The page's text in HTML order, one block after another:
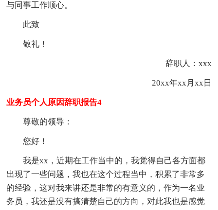
与同事工作顺心。
此致
敬礼！
辞职人：xxx
20xx年xx月xx日
业务员个人原因辞职报告4
尊敬的领导：
您好！
我是xx，近期在工作当中的，我觉得自己各方面都
出现了一些问题，我也在这个过程当中，积累了非常多
的经验，这对我来讲还是非常的有意义的，作为一名业
务员，我还是没有搞清楚自己的方向，对此我也是感觉